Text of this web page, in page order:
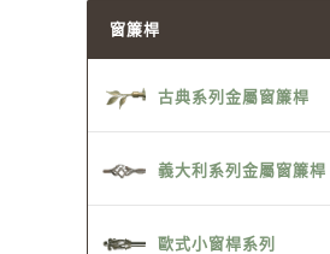
窗簾桿
古典系列金屬窗簾桿
義大利系列金屬窗簾桿
歐式小窗桿系列